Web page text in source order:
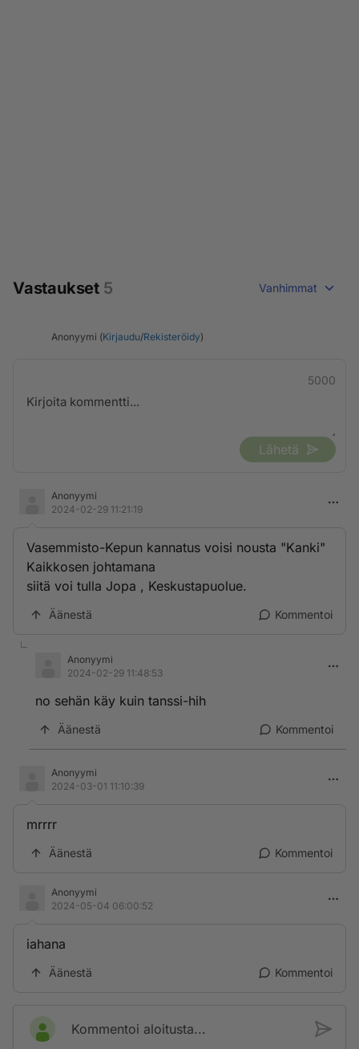
Vastaukset 5 Vanhimmat
Anonyymi (Kirjaudu/Rekisteröidy)
5000
Lähetä
Anonyymi
2024-02-29 11:21:19
Vasemmisto-Kepun kannatus voisi nousta "Kanki"
Kaikkosen johtamana
siitä voi tulla Jopa , Keskustapuolue.
Äänestä Kommentoi
Anonyymi
2024-02-29 11:48:53
no sehän käy kuin tanssi-hih
Äänestä Kommentoi
Anonyymi
2024-03-01 11:10:39
mrrrr
Äänestä Kommentoi
Anonyymi
2024-05-04 06:00:52
iahana
Äänestä Kommentoi
Kommentoi aloitusta...